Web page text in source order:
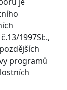
1997Sb.,
programů